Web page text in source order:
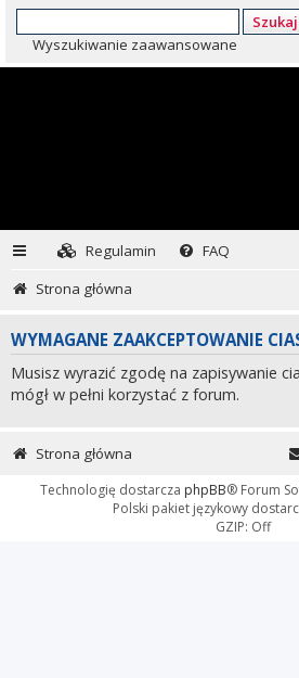
Szukaj
Wyszukiwanie zaawansowane
Regulamin
FAQ
Strona główna
WYMAGANE ZAAKCEPTOWANIE
Musisz wyrazić zgodę na zapisywanie
mógł w pełni korzystać z forum.
Strona główna
Technologię dostarcza phpBB® Forum
Polski pakiet językowy
GZIP: Off